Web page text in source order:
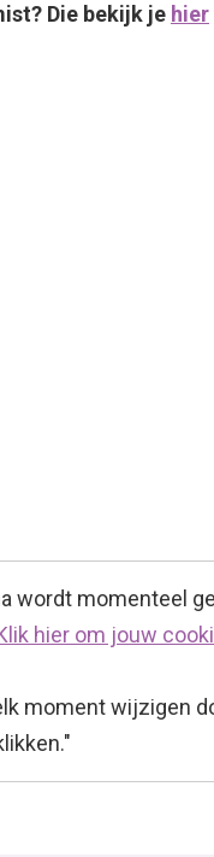
Die bekijk je hier
wordt momenteel
hier om jouw
moment wijzigen